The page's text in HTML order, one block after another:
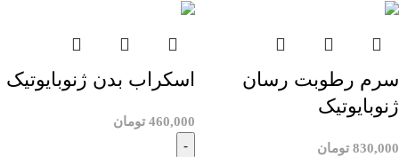
سرم رطوبت رسان
ژنوبایوتیک
830,000 تومان
اسکراب بدن ژنوبایوتیک
460,000 تومان